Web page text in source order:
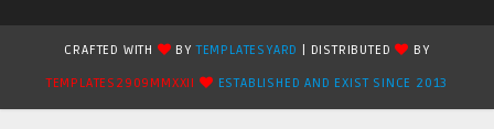
CRAFTED WITH BYTEMPLATESYARD | DISTRIBUTED
BY
TEMPLATES2909MMXXII
ESTABLISHED AND EXIST SINCE 2013